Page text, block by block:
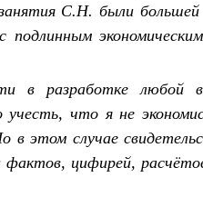
С.Н. были
в разработке любой
что я не
этом случае
цифирей,